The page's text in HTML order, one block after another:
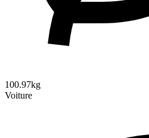
100.97kg
Voiture